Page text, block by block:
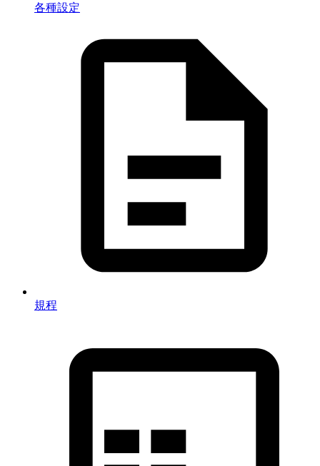
各種設定
規程